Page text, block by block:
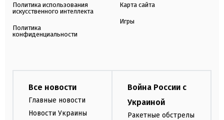
Политика использования
искусственного интеллекта
Политика
конфиденциальности
Карта сайта
Игры
Все новости
Главные новости
Новости Украины
Война России с
Украиной
Ракетные обстрелы